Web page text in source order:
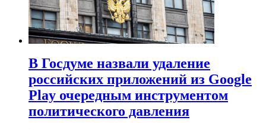
В Госдуме назвали удаление
российских приложений из Google
Play очередным инструментом
политического давления